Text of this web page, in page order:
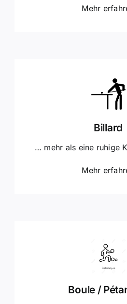
Mehr
Billard
… mehr als eine ruhige
Mehr
Boule /